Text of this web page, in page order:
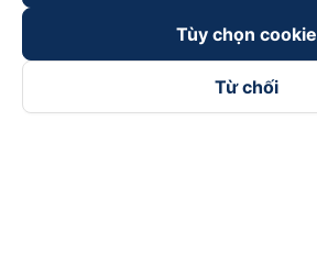
Tùy chọn cookie
Từ chối